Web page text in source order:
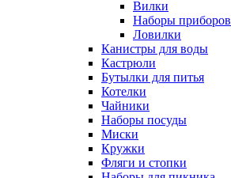
Вилки
Наборы приборов
Ловилки
Канистры для воды
Кастрюли
Бутылки для питья
Котелки
Чайники
Наборы посуды
Миски
Кружки
Фляги и стопки